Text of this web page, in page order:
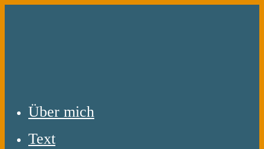
Über mich
Text